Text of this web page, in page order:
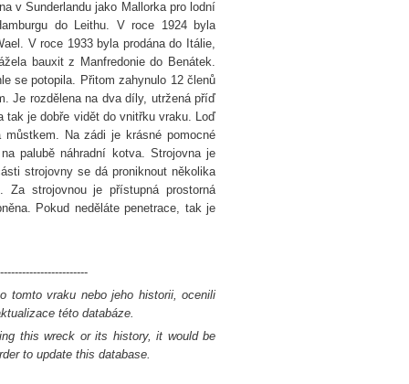
v Sunderlandu jako Mallorka pro lodní
do Leithu. V roce 1924 byla
V roce 1933 byla prodána do Itálie,
bauxit z Manfredonie do Benátek.
se potopila. Přitom zahynulo 12 členů
Je rozdělena na dva díly, utržená příď
tak je dobře vidět do vnitřku vraku. Loď
Na zádi je krásné pomocné
palubě náhradní kotva. Strojovna je
strojovny se dá proniknout několika
strojovnou je přístupná prostorná
Pokud neděláte penetrace, tak je
tomto vraku nebo jeho historii, ocenili
této databáze.
this wreck or its history, it would be
to update this database.